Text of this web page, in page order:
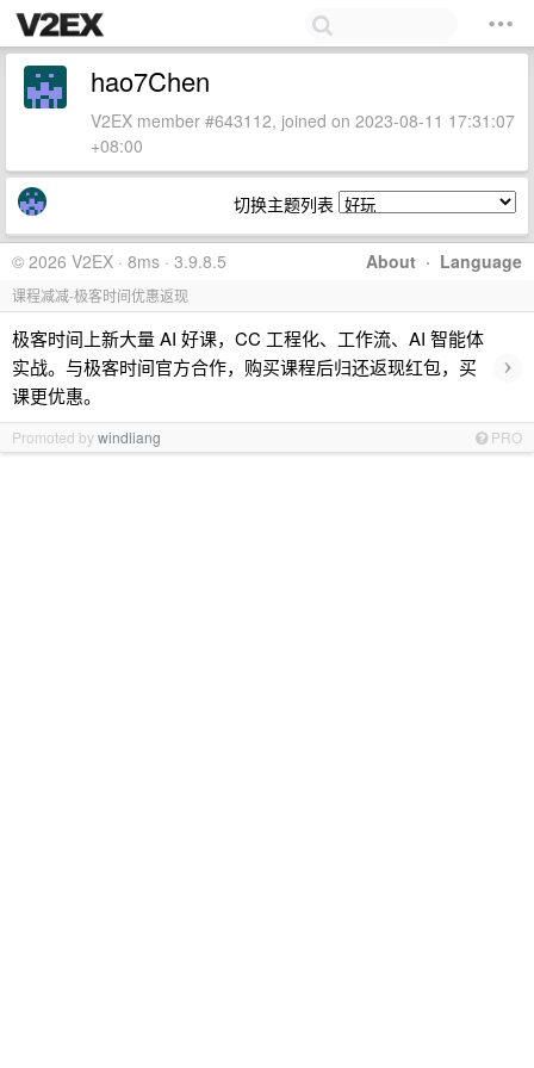
hao7Chen
V2EX member #643112, joined on 2023-08-11 17:31:07
+08:00
切换主题列表
About · Language
© 2026 V2EX · 8ms · 3.9.8.5
课程减减-极客时间优惠返现
极客时间上新大量 AI 好课，CC 工程化、工作流、AI 智能体
实战。与极客时间官方合作，购买课程后归还返现红包，买
课更优惠。
›
Promoted bywindliang PRO